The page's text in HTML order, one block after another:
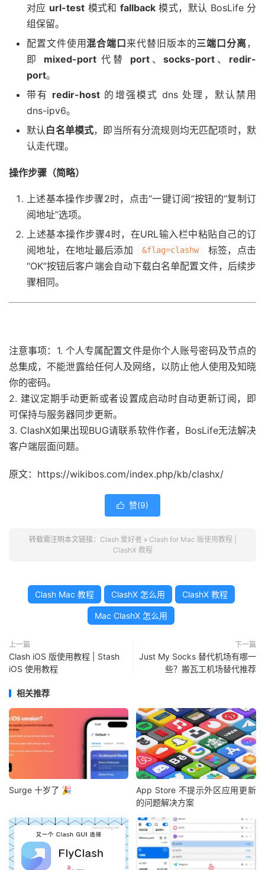
对应 url-test 模式和 fallback 模式，默认 BosLife 分
组保留。
配置文件使用混合端口来代替旧版本的三端口分离，
即 mixed-port代替 port、socks-port 、 redir-
port。
带有 redir-host 的增强模式 dns 处理，默认禁用
dns-ipv6。
默认白名单模式，即当所有分流规则均无匹配项时，默
认走代理。
操作步骤（简略）
上述基本操作步骤2时，点击“一键订阅”按钮的“复制订
阅地址”选项。
上述基本操作步骤4时，在URL输入栏中粘贴自己的订
阅地址，在地址最后添加
&flag=clashw
标签，点击
“OK”按钮后客户端会自动下载白名单配置文件，后续步
骤相同。
注意事项： 1. 个人专属配置文件是你个人账号密码及节点的
总集成，不能泄露给任何人及网络，以防止他人使用及知晓
你的密码。
2. 建议定期手动更新或者设置成启动时自动更新订阅，即
可保持与服务器同步更新。
3. ClashX如果出现BUG请联系软件作者，BosLife无法解决
客户端层面问题。
原文：https://wikibos.com/index.php/kb/clashx/
 赞(9)
转载需注明本文链接： Clash 爱好者 » Clash for Mac 版使用教程 |
ClashX 教程
Clash Mac 教程 ClashX 怎么用 ClashX 教程
Mac ClashX 怎么用
上一篇
Clash iOS 版使用教程 | Stash
iOS 使用教程
下一篇
Just My Socks 替代机场有哪一
些？搬瓦工机场替代推荐
相关推荐
Surge 十岁了 🎉
App Store 不提示外区应用更新
的问题解决方案